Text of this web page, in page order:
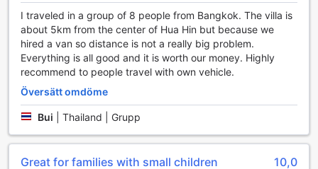
I traveled in a group of 8 people from Bangkok. The villa is
about 5km from the center of Hua Hin but because we
hired a van so distance is not a really big problem.
Everything is all good and it is worth our money. Highly
recommend to people travel with own vehicle.
Översätt omdöme
Bui Thailand | Grupp
Great for families with small children 10,0